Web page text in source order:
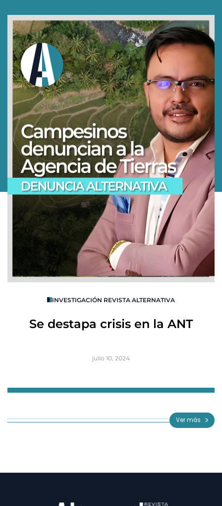
INVESTIGACIÓN REVISTA ALTERNATIVA
Se destapa crisis en la ANT
julio 10, 2024
3
Ver más